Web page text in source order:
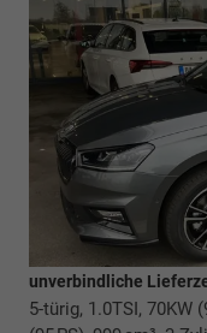
unverbindliche
5-türig, 1.0TSI, 70KW